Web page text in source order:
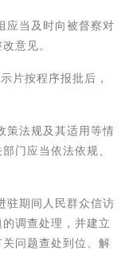
当及时向被督察对
意见。
片按程序报批后，
法规及其适用等情
门应当依法依规、
期间人民群众信访
调查处理，并建立
问题查处到位、解